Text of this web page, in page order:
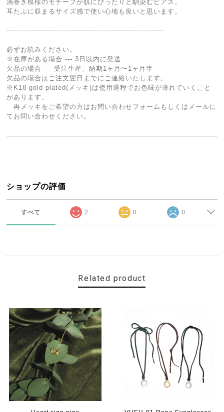
渦巻き模様のモチーフが肌にぴったりと馴染むピアス。
耳たぶに収まるサイズ感で使い心地も良いと思います。
---------------------------------------------------------------
必ずお読みください。
※在庫がある場合 --- 3日以内に発送
欠品の場合 --- 受注生産、納期1ヶ月〜1ヶ月半
欠品の場合はご注文翌日までにご連絡いたします。
※K18 gold plated(メッキ)は使用過程でお色味が薄れていくこと
があります。
再メッキをご希望の方はお問い合わせフォームもしくはメールに
てお問い合わせください。
ショップの評価
すべて 2 0 0
Related product